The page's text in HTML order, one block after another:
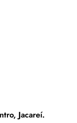
Jacareí.